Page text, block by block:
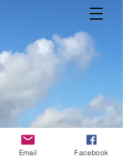
Email Facebook